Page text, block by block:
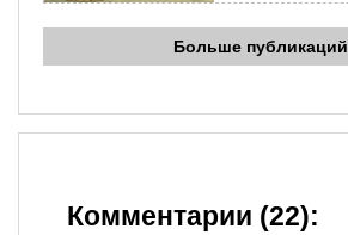
Больше публикаций
Комментарии (22):